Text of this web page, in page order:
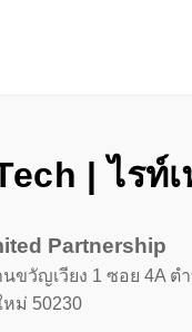
| ไรท์
Partnership
ขวัญเวียง 1 ซอย 4A ต
หม่ 50230